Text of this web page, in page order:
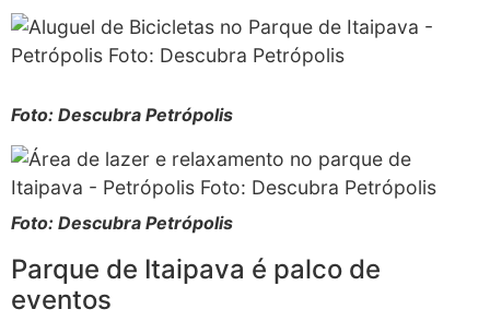
Foto: Descubra Petrópolis
Foto: Descubra Petrópolis
Parque de Itaipava é palco de
eventos